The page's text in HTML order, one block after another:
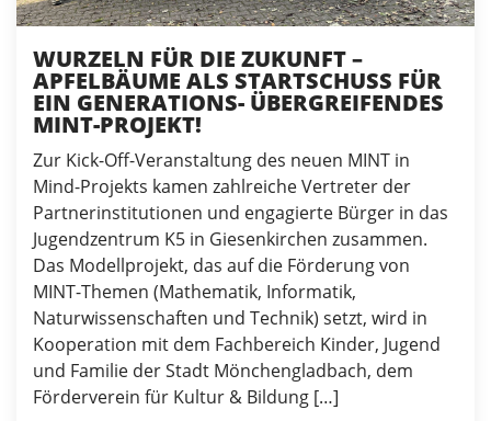
WURZELN FÜR DIE ZUKUNFT –
APFELBÄUME ALS STARTSCHUSS FÜR
EIN GENERATIONS- ÜBERGREIFENDES
MINT-PROJEKT!
Zur Kick-Off-Veranstaltung des neuen MINT in
Mind-Projekts kamen zahlreiche Vertreter der
Partnerinstitutionen und engagierte Bürger in das
Jugendzentrum K5 in Giesenkirchen zusammen.
Das Modellprojekt, das auf die Förderung von
MINT-Themen (Mathematik, Informatik,
Naturwissenschaften und Technik) setzt, wird in
Kooperation mit dem Fachbereich Kinder, Jugend
und Familie der Stadt Mönchengladbach, dem
Förderverein für Kultur & Bildung […]